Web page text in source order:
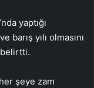
yaptığı
barış yılı olmasını
belirtti.
şeye zam